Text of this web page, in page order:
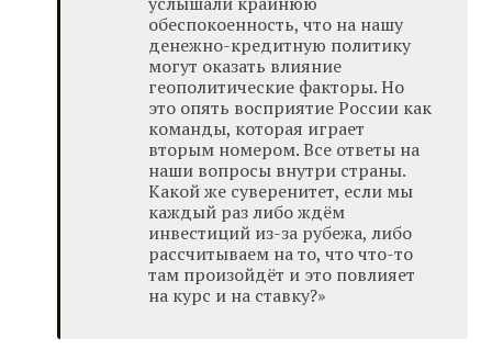
обеспокоенность, что на нашу
денежно-кредитную политику
могут оказать влияние
геополитические факторы. Но
это опять восприятие России как
команды, которая играет
вторым номером. Все ответы на
наши вопросы внутри страны.
Какой же суверенитет, если мы
каждый раз либо ждём
инвестиций из-за рубежа, либо
рассчитываем на то, что что-то
там произойдёт и это повлияет
на курс и на ставку?»